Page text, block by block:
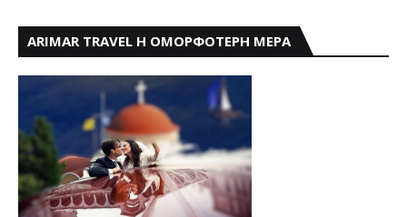
ARIMAR TRAVEL Η ΟΜΟΡΦΟΤΕΡΗ ΜΕΡΑ